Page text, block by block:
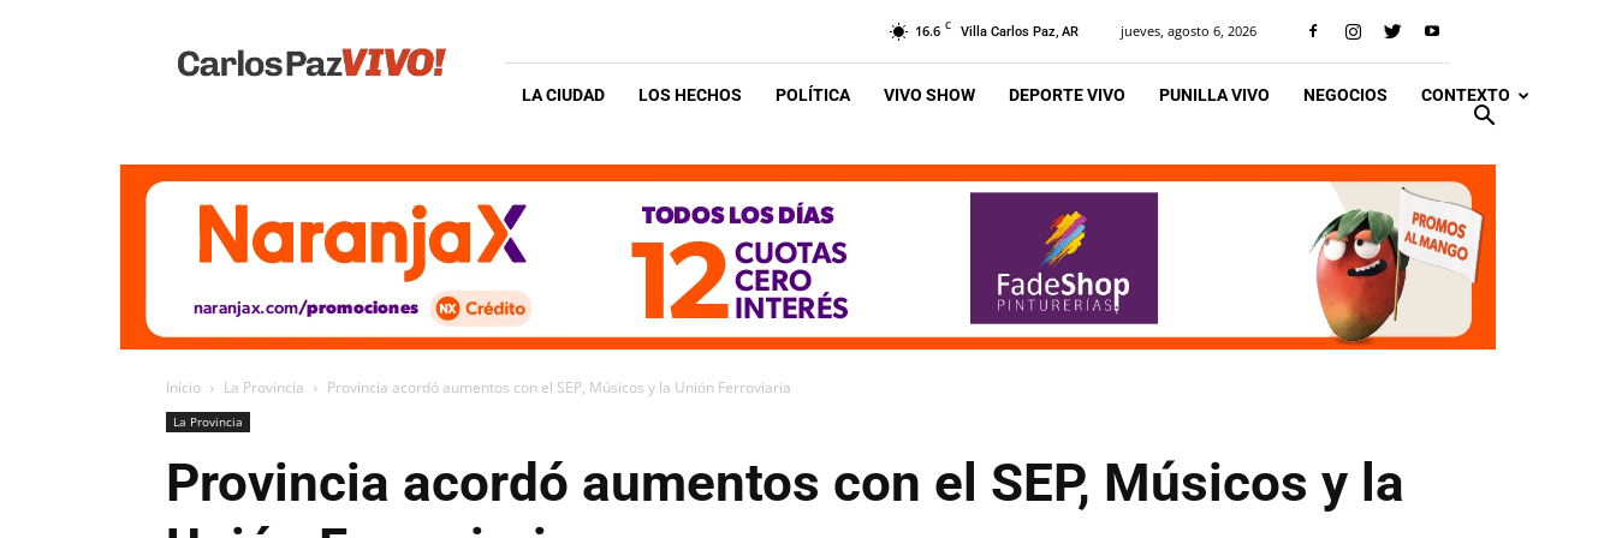
Vivo
16.6 C Villa Carlos Paz, AR jueves, agosto 6, 2026
LA CIUDAD LOS HECHOS POLÍTICA VIVO SHOW DEPORTE VIVO PUNILLA VIVO NEGOCIOS CONTEXTO
Inicio La Provincia Provincia acordó aumentos con el SEP, Músicos y la Unión Ferroviaria
La Provincia
Provincia acordó aumentos con el SEP, Músicos y la